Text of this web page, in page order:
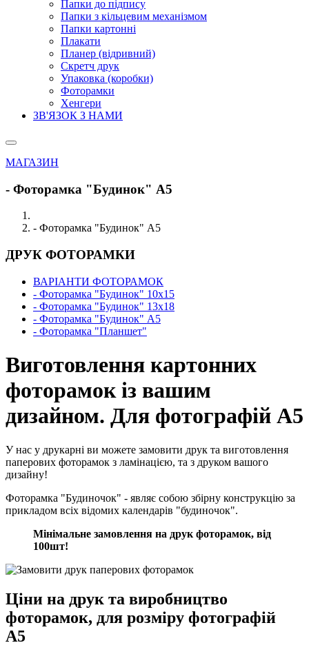
Папки до підпису
Папки з кільцевим механізмом
Папки картонні
Плакати
Планер (відривний)
Скретч друк
Упаковка (коробки)
Фоторамки
Хенгери
ЗВ'ЯЗОК З НАМИ
МАГАЗИН
- Фоторамка "Будинок" А5
- Фоторамка "Будинок" А5
ДРУК ФОТОРАМКИ
ВАРІАНТИ ФОТОРАМОК
- Фоторамка "Будинок" 10х15
- Фоторамка "Будинок" 13х18
- Фоторамка "Будинок" А5
- Фоторамка "Планшет"
Виготовлення картонних
фоторамок із вашим
дизайном. Для фотографій А5
У нас у друкарні ви можете замовити друк та виготовлення
паперових фоторамок з ламінацією, та з друком вашого
дизайну!
Фоторамка "Будиночок" - являє собою збірну конструкцію за
прикладом всіх відомих календарів "будиночок".
Мінімальне замовлення на друк фоторамок, від
100шт!
Ціни на друк та виробництво
фоторамок, для розміру фотографій
А5